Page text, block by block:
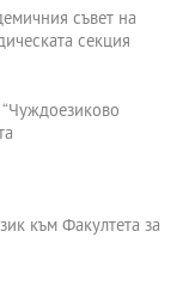
съвет на
секция
към Факултета за